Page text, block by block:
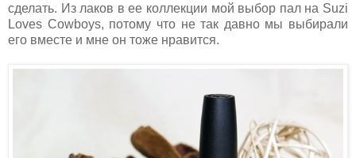
сделать. Из лаков в ее коллекции мой выбор пал на Suzi
Loves Cowboys, потому что не так давно мы выбирали
его вместе и мне он тоже нравится.